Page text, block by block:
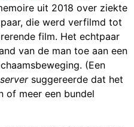
uit 2018 over ziekte
die werd verfilmd tot
film. Het echtpaar
van de man toe aan een
(Een
suggereerde dat het
of meer een bundel